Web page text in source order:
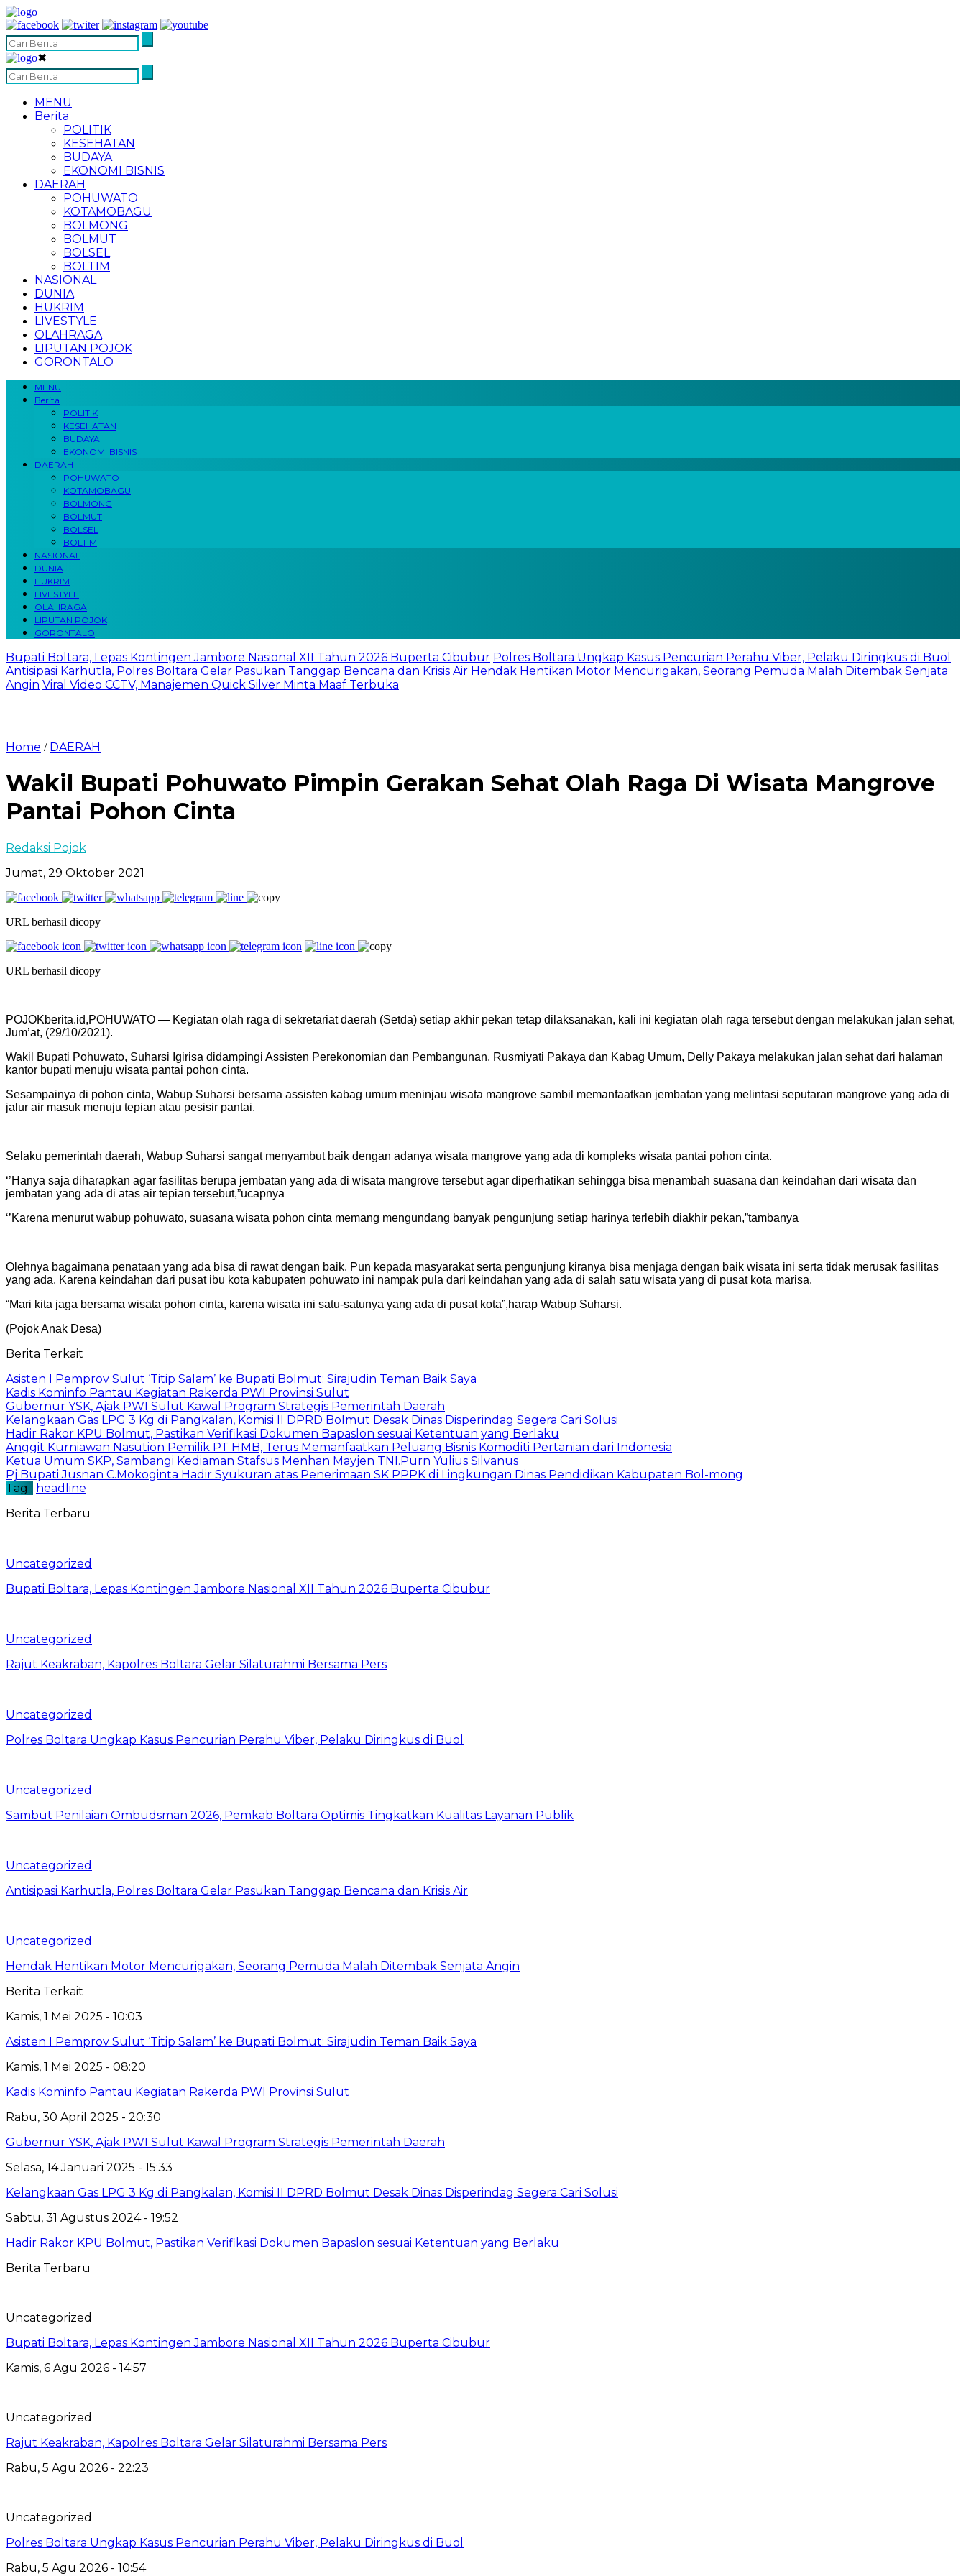
✖
MENU
Berita
POLITIK
KESEHATAN
BUDAYA
EKONOMI BISNIS
DAERAH
POHUWATO
KOTAMOBAGU
BOLMONG
BOLMUT
BOLSEL
BOLTIM
NASIONAL
DUNIA
HUKRIM
LIVESTYLE
OLAHRAGA
LIPUTAN POJOK
GORONTALO
MENU
Berita
POLITIK
KESEHATAN
BUDAYA
EKONOMI BISNIS
DAERAH
POHUWATO
KOTAMOBAGU
BOLMONG
BOLMUT
BOLSEL
BOLTIM
NASIONAL
DUNIA
HUKRIM
LIVESTYLE
OLAHRAGA
LIPUTAN POJOK
GORONTALO
Bupati Boltara, Lepas Kontingen Jambore Nasional XII Tahun 2026 Buperta Cibubur Polres Boltara Ungkap Kasus Pencurian Perahu Viber, Pelaku Diringkus di Buol
Antisipasi Karhutla, Polres Boltara Gelar Pasukan Tanggap Bencana dan Krisis Air Hendak Hentikan Motor Mencurigakan, Seorang Pemuda Malah Ditembak Senjata
Angin Viral Video CCTV, Manajemen Quick Silver Minta Maaf Terbuka
Home / DAERAH
Wakil Bupati Pohuwato Pimpin Gerakan Sehat Olah Raga Di Wisata Mangrove
Pantai Pohon Cinta
Redaksi Pojok
Jumat, 29 Oktober 2021
URL berhasil dicopy
URL berhasil dicopy
POJOKberita.id,POHUWATO — Kegiatan olah raga di sekretariat daerah (Setda) setiap akhir pekan tetap dilaksanakan, kali ini kegiatan olah raga tersebut dengan melakukan jalan sehat,
Jum’at, (29/10/2021).
Wakil Bupati Pohuwato, Suharsi Igirisa didampingi Assisten Perekonomian dan Pembangunan, Rusmiyati Pakaya dan Kabag Umum, Delly Pakaya melakukan jalan sehat dari halaman
kantor bupati menuju wisata pantai pohon cinta.
Sesampainya di pohon cinta, Wabup Suharsi bersama assisten kabag umum meninjau wisata mangrove sambil memanfaatkan jembatan yang melintasi seputaran mangrove yang ada di
jalur air masuk menuju tepian atau pesisir pantai.
Selaku pemerintah daerah, Wabup Suharsi sangat menyambut baik dengan adanya wisata mangrove yang ada di kompleks wisata pantai pohon cinta.
‘’Hanya saja diharapkan agar fasilitas berupa jembatan yang ada di wisata mangrove tersebut agar diperhatikan sehingga bisa menambah suasana dan keindahan dari wisata dan
jembatan yang ada di atas air tepian tersebut,”ucapnya
‘’Karena menurut wabup pohuwato, suasana wisata pohon cinta memang mengundang banyak pengunjung setiap harinya terlebih diakhir pekan,”tambanya
Olehnya bagaimana penataan yang ada bisa di rawat dengan baik. Pun kepada masyarakat serta pengunjung kiranya bisa menjaga dengan baik wisata ini serta tidak merusak fasilitas
yang ada. Karena keindahan dari pusat ibu kota kabupaten pohuwato ini nampak pula dari keindahan yang ada di salah satu wisata yang di pusat kota marisa.
“Mari kita jaga bersama wisata pohon cinta, karena wisata ini satu-satunya yang ada di pusat kota”,harap Wabup Suharsi.
(Pojok Anak Desa)
Berita Terkait
Asisten I Pemprov Sulut ‘Titip Salam’ ke Bupati Bolmut: Sirajudin Teman Baik Saya
Kadis Kominfo Pantau Kegiatan Rakerda PWI Provinsi Sulut
Gubernur YSK, Ajak PWI Sulut Kawal Program Strategis Pemerintah Daerah
Kelangkaan Gas LPG 3 Kg di Pangkalan, Komisi II DPRD Bolmut Desak Dinas Disperindag Segera Cari Solusi
Hadir Rakor KPU Bolmut, Pastikan Verifikasi Dokumen Bapaslon sesuai Ketentuan yang Berlaku
Anggit Kurniawan Nasution Pemilik PT HMB, Terus Memanfaatkan Peluang Bisnis Komoditi Pertanian dari Indonesia
Ketua Umum SKP, Sambangi Kediaman Stafsus Menhan Mayjen TNI.Purn Yulius Silvanus
Pj Bupati Jusnan C.Mokoginta Hadir Syukuran atas Penerimaan SK PPPK di Lingkungan Dinas Pendidikan Kabupaten Bol-mong
Tag : headline
Berita Terbaru
Uncategorized
Bupati Boltara, Lepas Kontingen Jambore Nasional XII Tahun 2026 Buperta Cibubur
Uncategorized
Rajut Keakraban, Kapolres Boltara Gelar Silaturahmi Bersama Pers
Uncategorized
Polres Boltara Ungkap Kasus Pencurian Perahu Viber, Pelaku Diringkus di Buol
Uncategorized
Sambut Penilaian Ombudsman 2026, Pemkab Boltara Optimis Tingkatkan Kualitas Layanan Publik
Uncategorized
Antisipasi Karhutla, Polres Boltara Gelar Pasukan Tanggap Bencana dan Krisis Air
Uncategorized
Hendak Hentikan Motor Mencurigakan, Seorang Pemuda Malah Ditembak Senjata Angin
Berita Terkait
Kamis, 1 Mei 2025 - 10:03
Asisten I Pemprov Sulut ‘Titip Salam’ ke Bupati Bolmut: Sirajudin Teman Baik Saya
Kamis, 1 Mei 2025 - 08:20
Kadis Kominfo Pantau Kegiatan Rakerda PWI Provinsi Sulut
Rabu, 30 April 2025 - 20:30
Gubernur YSK, Ajak PWI Sulut Kawal Program Strategis Pemerintah Daerah
Selasa, 14 Januari 2025 - 15:33
Kelangkaan Gas LPG 3 Kg di Pangkalan, Komisi II DPRD Bolmut Desak Dinas Disperindag Segera Cari Solusi
Sabtu, 31 Agustus 2024 - 19:52
Hadir Rakor KPU Bolmut, Pastikan Verifikasi Dokumen Bapaslon sesuai Ketentuan yang Berlaku
Berita Terbaru
Uncategorized
Bupati Boltara, Lepas Kontingen Jambore Nasional XII Tahun 2026 Buperta Cibubur
Kamis, 6 Agu 2026 - 14:57
Uncategorized
Rajut Keakraban, Kapolres Boltara Gelar Silaturahmi Bersama Pers
Rabu, 5 Agu 2026 - 22:23
Uncategorized
Polres Boltara Ungkap Kasus Pencurian Perahu Viber, Pelaku Diringkus di Buol
Rabu, 5 Agu 2026 - 10:54